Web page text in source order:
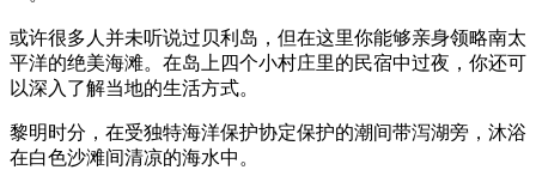
或许很多人并未听说过贝利岛，但在这里你能够亲身领略南太
平洋的绝美海滩。在岛上四个小村庄里的民宿中过夜，你还可
以深入了解当地的生活方式。
黎明时分，在受独特海洋保护协定保护的潮间带泻湖旁，沐浴
在白色沙滩间清凉的海水中。